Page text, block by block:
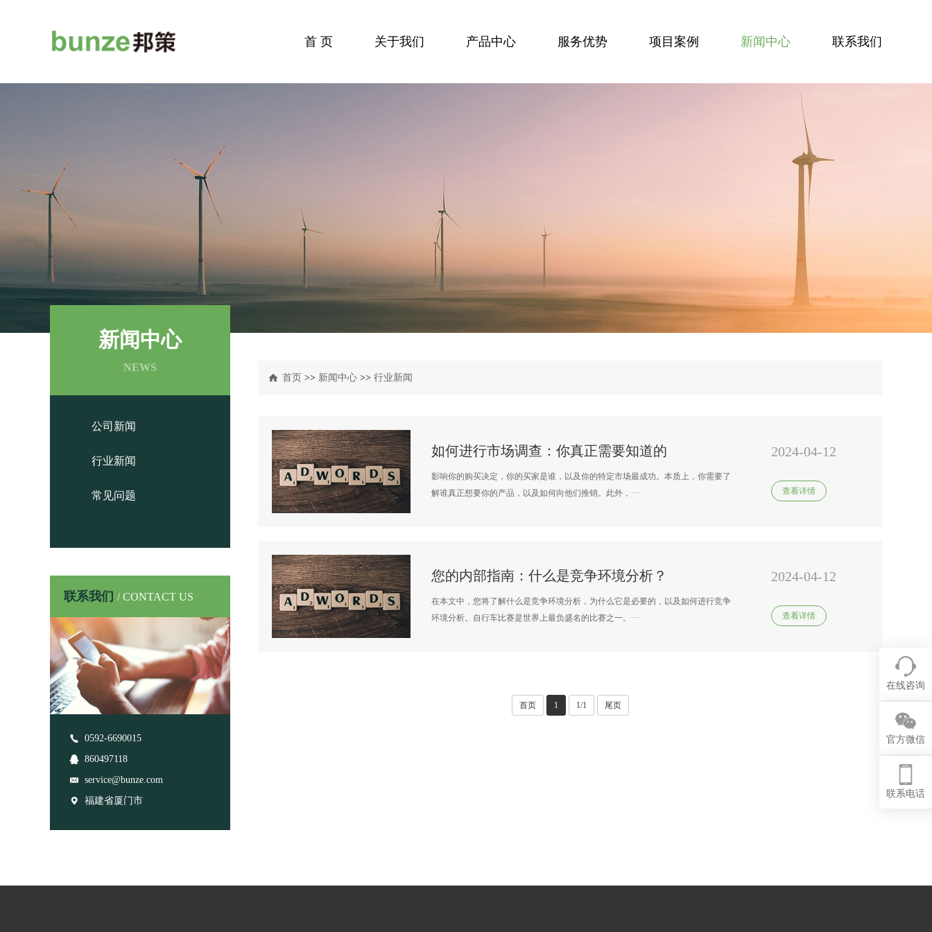
首 页 关于我们 产品中心 服务优势 项目案例 新闻中心 联系我们
新闻中心
NEWS
公司新闻
行业新闻
常见问题
联系我们 / CONTACT US
0592-6690015
860497118
service@bunze.com
福建省厦门市
首页 >> 新闻中心 >> 行业新闻
如何进行市场调查：你真正需要知道的
影响你的购买决定，你的买家是谁，以及你的特定市场最成功。本质上，你需要了
解谁真正想要你的产品，以及如何向他们推销。此外，···
2024-04-12
查看详情
您的内部指南：什么是竞争环境分析？
在本文中，您将了解什么是竞争环境分析，为什么它是必要的，以及如何进行竞争
环境分析。自行车比赛是世界上最负盛名的比赛之一。···
2024-04-12
查看详情
首页 1 1/1 尾页
在线咨询
官方微信
联系电话